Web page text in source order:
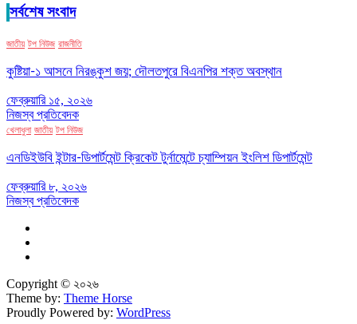
সর্বশেষ সংবাদ
জাতীয় টপ নিউজ রাজনীতি
কুষ্টিয়া-১ আসনে নিরঙ্কুশ জয়; দৌলতপুরে বিএনপির শক্ত অবস্থান
ফেব্রুয়ারি ১৫, ২০২৬
নিজস্ব প্রতিবেদক
খেলাধুলা জাতীয় টপ নিউজ
এনডিইউবি ইন্টার-ডিপার্টমেন্ট ক্রিকেট টুর্নামেন্টে চ্যাম্পিয়ন ইংলিশ ডিপার্টমেন্ট
ফেব্রুয়ারি ৮, ২০২৬
নিজস্ব প্রতিবেদক
Copyright © ২০২৬
Theme by: Theme Horse
Proudly Powered by: WordPress